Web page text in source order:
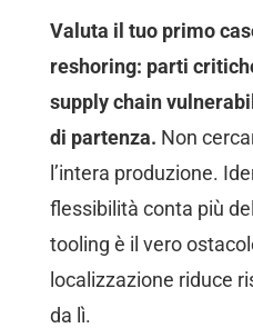
Valuta il tuo primo
reshoring: parti
supply chain
di partenza. Non
l’intera produzione.
flessibilità conta più
tooling è il vero
localizzazione riduce
da lì.